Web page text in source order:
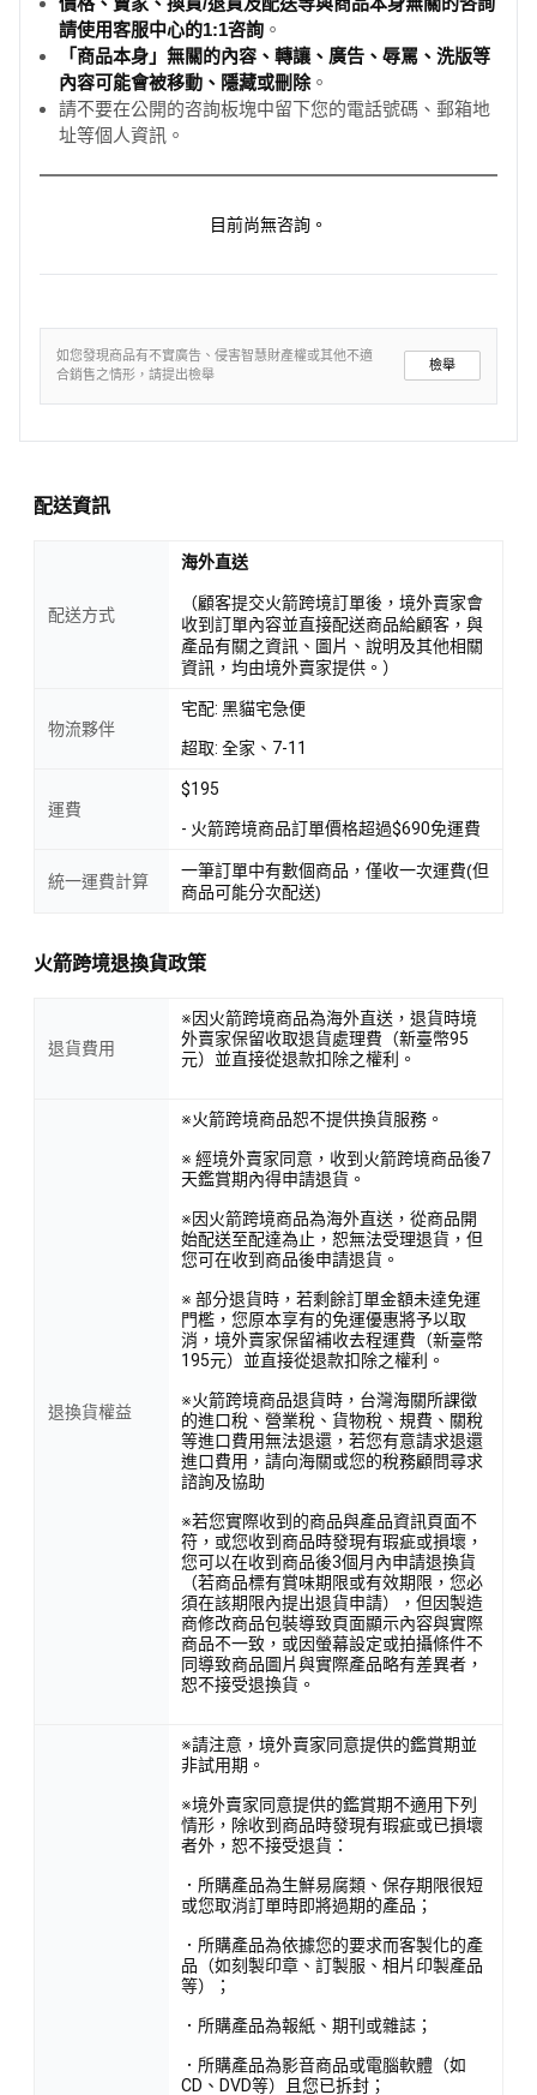
請使用客服中心的1:1咨詢 。
「商品本身」無關的內容、轉讓、廣告、辱罵、洗版等
內容可能會被移動、隱藏或刪除。
請不要在公開的咨詢板塊中留下您的電話號碼、郵箱地
址等個人資訊。
目前尚無咨詢。
如您發現商品有不實廣告、侵害智慧財產權或其他不適
合銷售之情形，請提出檢舉
檢舉
配送資訊
配送方式
海外直送
（顧客提交火箭跨境訂單後，境外賣家會
收到訂單內容並直接配送商品給顧客，與
產品有關之資訊、圖片、說明及其他相關
資訊，均由境外賣家提供。）
物流夥伴
宅配: 黑貓宅急便
超取: 全家、7-11
運費
$195
- 火箭跨境商品訂單價格超過$690免運費
統一運費計算
一筆訂單中有數個商品，僅收一次運費(但
商品可能分次配送)
火箭跨境退換貨政策
退貨費用
※因火箭跨境商品為海外直送，退貨時境
外賣家保留收取退貨處理費（新臺幣95
元）並直接從退款扣除之權利。
退換貨權益
※火箭跨境商品恕不提供換貨服務。
※ 經境外賣家同意，收到火箭跨境商品後7
天鑑賞期內得申請退貨。
※因火箭跨境商品為海外直送，從商品開
始配送至配達為止，恕無法受理退貨，但
您可在收到商品後申請退貨。
※ 部分退貨時，若剩餘訂單金額未達免運
門檻，您原本享有的免運優惠將予以取
消，境外賣家保留補收去程運費（新臺幣
195元）並直接從退款扣除之權利。
※火箭跨境商品退貨時，台灣海關所課徵
的進口稅、營業稅、貨物稅、規費、關稅
等進口費用無法退還，若您有意請求退還
進口費用，請向海關或您的稅務顧問尋求
諮詢及協助
※若您實際收到的商品與產品資訊頁面不
符，或您收到商品時發現有瑕疵或損壞，
您可以在收到商品後3個月內申請退換貨
（若商品標有賞味期限或有效期限，您必
須在該期限內提出退貨申請），但因製造
商修改商品包裝導致頁面顯示內容與實際
商品不一致，或因螢幕設定或拍攝條件不
同導致商品圖片與實際產品略有差異者，
恕不接受退換貨。
※請注意，境外賣家同意提供的鑑賞期並
非試用期。
※境外賣家同意提供的鑑賞期不適用下列
情形，除收到商品時發現有瑕疵或已損壞
者外，恕不接受退貨：
．所購產品為生鮮易腐類、保存期限很短
或您取消訂單時即將過期的產品；
．所購產品為依據您的要求而客製化的產
品（如刻製印章、訂製服、相片印製產品
等）；
．所購產品為報紙、期刊或雜誌；
．所購產品為影音商品或電腦軟體（如
CD、DVD等）且您已拆封；